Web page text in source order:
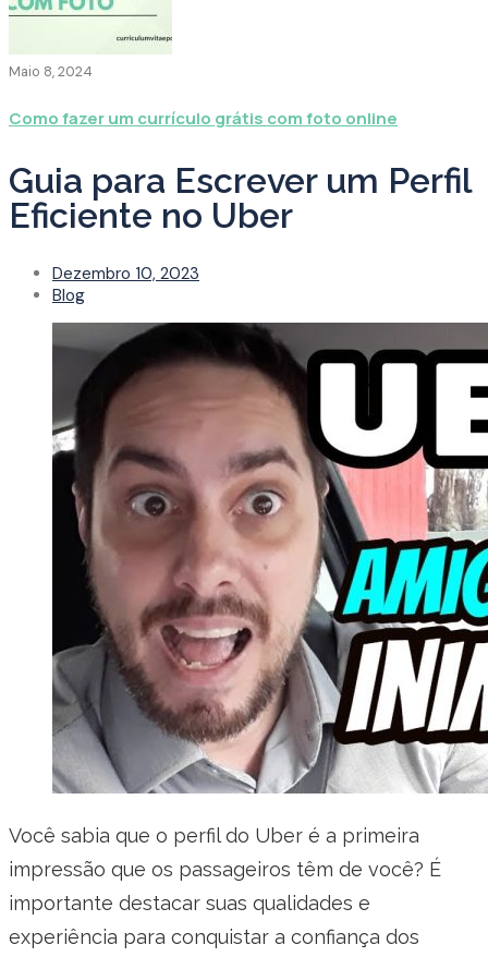
Maio 8, 2024
Como fazer um currículo grátis com foto online
Guia para Escrever um Perfil
Eficiente no Uber
Dezembro 10, 2023
Blog
Você sabia que o perfil do Uber é a primeira
impressão que os passageiros têm de você? É
importante destacar suas qualidades e
experiência para conquistar a confiança dos